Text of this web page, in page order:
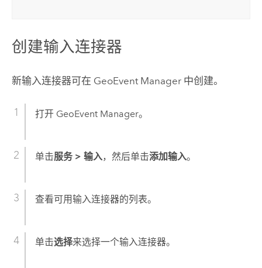
创建输入连接器
新输入连接器可在 GeoEvent Manager中创建。
打开 GeoEvent Manager。
单击服务 > 输入，然后单击添加输入。
查看可用输入连接器的列表。
单击选择来选择一个输入连接器。